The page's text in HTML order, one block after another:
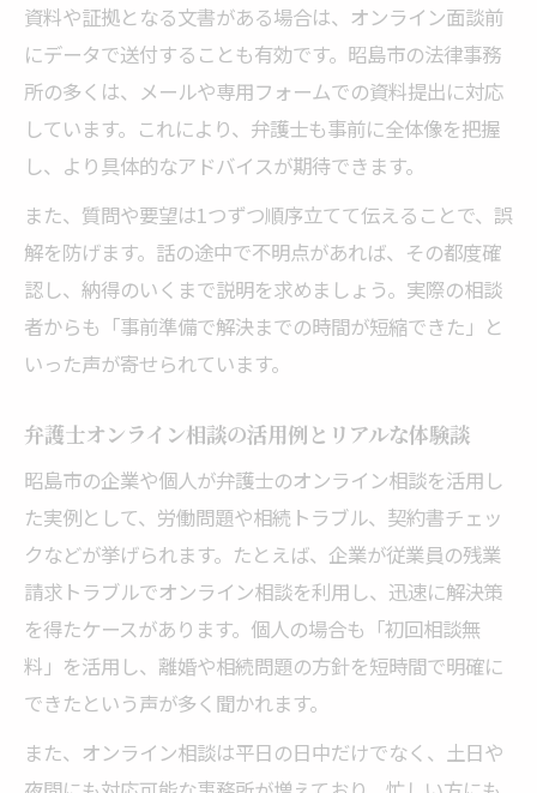
資料や証拠となる文書がある場合は、オンライン面談前
にデータで送付することも有効です。昭島市の法律事務
所の多くは、メールや専用フォームでの資料提出に対応
しています。これにより、弁護士も事前に全体像を把握
し、より具体的なアドバイスが期待できます。
また、質問や要望は1つずつ順序立てて伝えることで、誤
解を防げます。話の途中で不明点があれば、その都度確
認し、納得のいくまで説明を求めましょう。実際の相談
者からも「事前準備で解決までの時間が短縮できた」と
いった声が寄せられています。
弁護士オンライン相談の活用例とリアルな体験談
昭島市の企業や個人が弁護士のオンライン相談を活用し
た実例として、労働問題や相続トラブル、契約書チェッ
クなどが挙げられます。たとえば、企業が従業員の残業
請求トラブルでオンライン相談を利用し、迅速に解決策
を得たケースがあります。個人の場合も「初回相談無
料」を活用し、離婚や相続問題の方針を短時間で明確に
できたという声が多く聞かれます。
また、オンライン相談は平日の日中だけでなく、土日や